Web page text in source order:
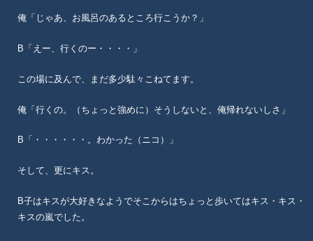
俺「じゃあ、お風呂のあるところ行こうか？」
B「えー、行くのー・・・・」
この場に及んで、まだ多少駄々こねてます。
俺「行くの。（ちょっと強めに）そうしないと、俺帰れないしさ」
B「・・・・・・。わかった（ニコ）」
そして、更にキス。
B子はキスが大好きなようでそこからはちょっと歩いてはキス・キス・
キスの嵐でした。